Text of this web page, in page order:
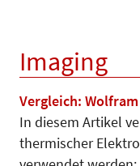
Imaging
Vergleich: Wolfram
In diesem Artikel
thermischer